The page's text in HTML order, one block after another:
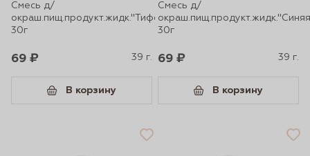
Смесь д/
окраш.пищ.продукт.жидк."Тиффани"
30г
69 ₽ 39 г.
В корзину
Смесь д/
30г
69 ₽ 39 г.
В корзину